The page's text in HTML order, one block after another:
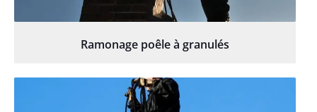
Ramonage poêle à granulés